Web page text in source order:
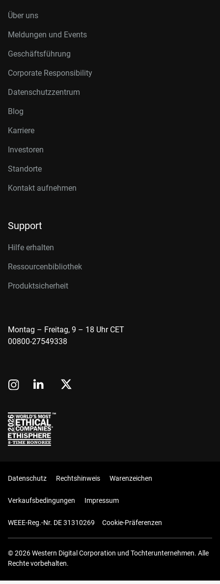
Über uns
Meldungen und Events
Geschäftsführung
Corporate Responsibility
Datenschutzzentrum
Blog
Karriere
Investoren
Standorte
Kontakt aufnehmen
Support
Hilfe erhalten
Ressourcenbibliothek
Produktsicherheit
Montag – Freitag, 9 – 18 Uhr CET
00800-27549338
Datenschutz Rechtshinweis Warenzeichen
Verkaufsbedingungen Impressum
WEEE-Reg.-Nr. DE 31310269 Cookie-Präferenzen
© 2026 Western Digital Corporation und Tochterunternehmen. Alle
Rechte vorbehalten.